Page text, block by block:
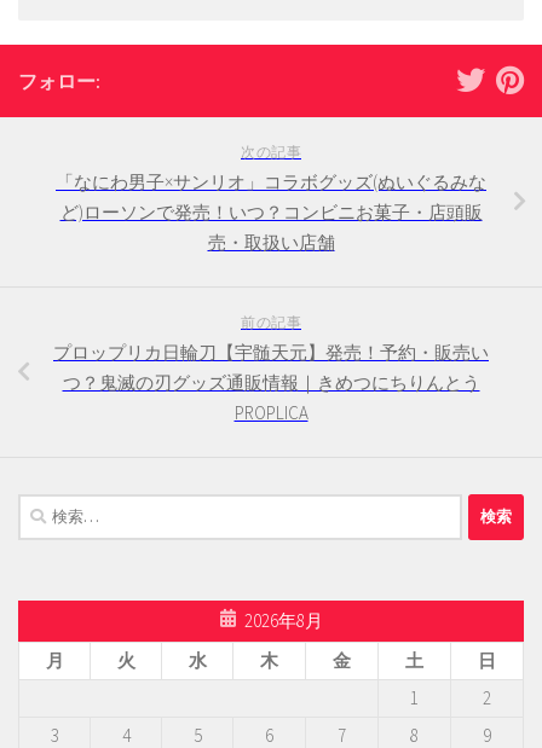
フォロー:
次の記事
「なにわ男子×サンリオ」コラボグッズ(ぬいぐるみな
ど)ローソンで発売！いつ？コンビニお菓子・店頭販
売・取扱い店舗
前の記事
プロップリカ日輪刀【宇髄天元】発売！予約・販売い
つ？鬼滅の刃グッズ通販情報｜きめつにちりんとう
PROPLICA
検
索:
2026年8月
月
火 水 木 金 土
日
1
2
3
4 5 6 7 8
9